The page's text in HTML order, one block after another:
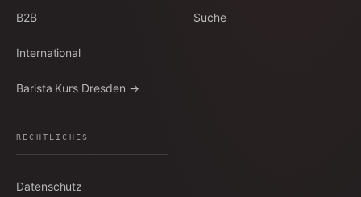
B2B
International
Barista Kurs Dresden →
Suche
RECHTLICHES
Datenschutz